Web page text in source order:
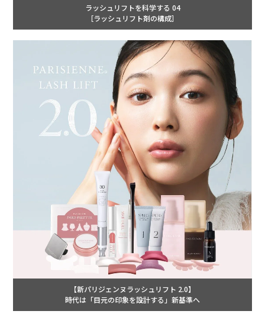
ラッシュリフトを科学する 04
［ラッシュリフト剤の構成］
【新パリジェンヌラッシュリフト 2.0】
時代は「目元の印象を設計する」新基準へ